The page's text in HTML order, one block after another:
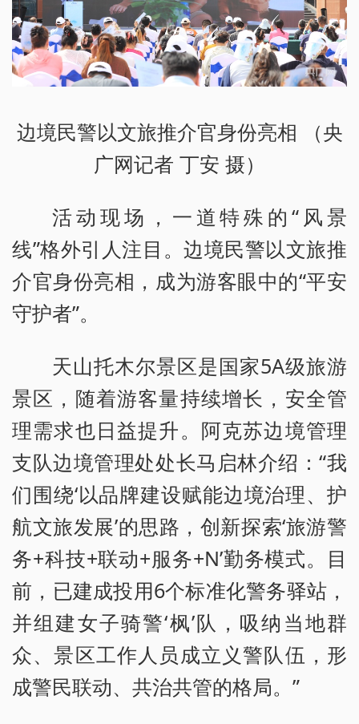
边境民警以文旅推介官身份亮相 （央
广网记者 丁安 摄）
活动现场，一道特殊的“风景
线”格外引人注目。边境民警以文旅推
介官身份亮相，成为游客眼中的“平安
守护者”。
天山托木尔景区是国家5A级旅游
景区，随着游客量持续增长，安全管
理需求也日益提升。阿克苏边境管理
支队边境管理处处长马启林介绍：“我
们围绕‘以品牌建设赋能边境治理、护
航文旅发展’的思路，创新探索‘旅游警
务+科技+联动+服务+N’勤务模式。目
前，已建成投用6个标准化警务驿站，
并组建女子骑警‘枫’队，吸纳当地群
众、景区工作人员成立义警队伍，形
成警民联动、共治共管的格局。”